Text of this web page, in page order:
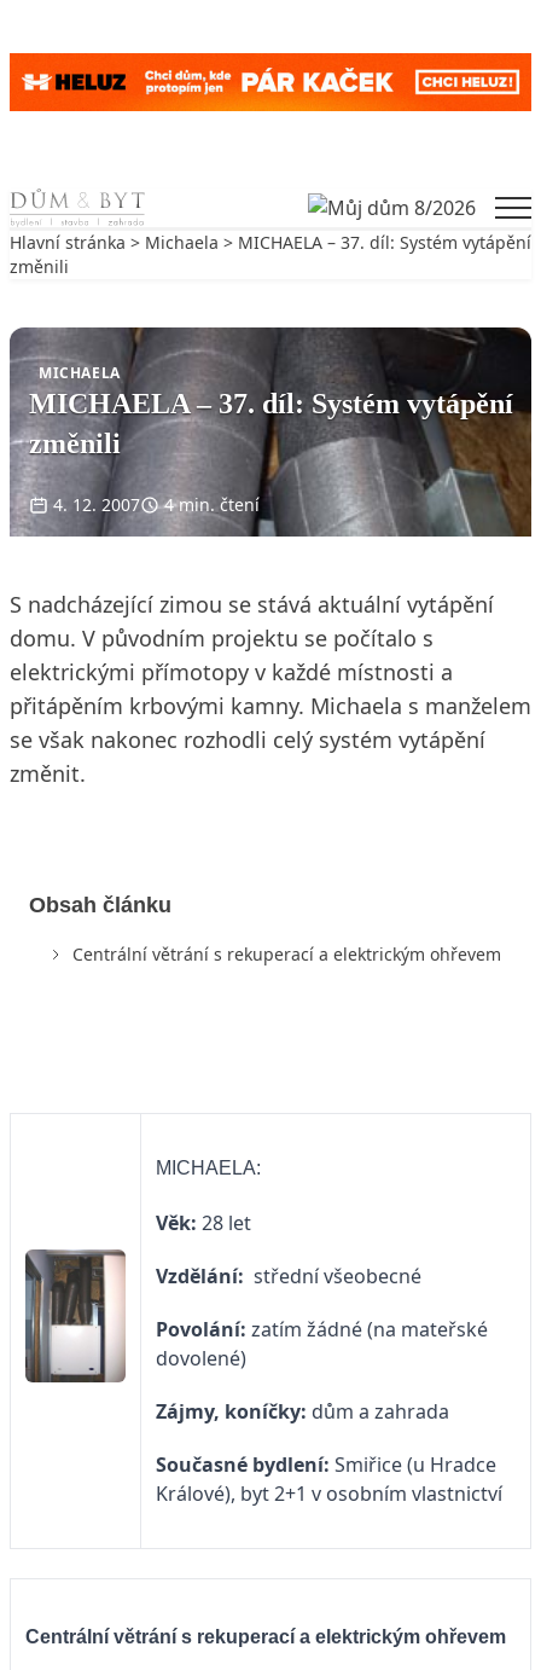
Skip to content
Hlavní stránka > Michaela > MICHAELA – 37. díl: Systém vytápění
změnili
MICHAELA
MICHAELA – 37. díl: Systém vytápění
změnili
4. 12. 2007 4 min. čtení
S nadcházející zimou se stává aktuální vytápění
domu. V původním projektu se počítalo s
elektrickými přímotopy v každé místnosti a
přitápěním krbovými kamny. Michaela s manželem
se však nakonec rozhodli celý systém vytápění
změnit.
Obsah článku
Centrální větrání s rekuperací a elektrickým ohřevem
MICHAELA:
Věk: 28 let
Vzdělání: střední všeobecné
Povolání: zatím žádné (na mateřské
dovolené)
Zájmy, koníčky: dům a zahrada
Současné bydlení: Smiřice (u Hradce
Králové), byt 2+1 v osobním vlastnictví
Centrální větrání s rekuperací a elektrickým ohřevem